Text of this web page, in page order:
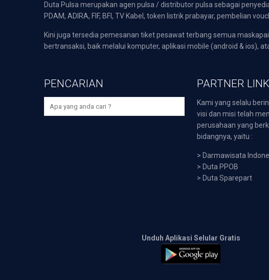
Duta Pulsa merupakan agen pulsa / distributor pulsa sebagai
PDAM, ADIRA, FIF, BFI, TV Kabel, token listrik prabayar, pembelian
Kini juga tersedia pemesanan tiket pesawat terbang semua
bertransaksi, baik melalui komputer, aplikasi mobile (android & ios),
PENCARIAN PARTNER LINK
Kami yang selalu
visi dan misi telah
perusahaan yang
bidangnya, yaitu :
> Darmawisata
> Duta PPOB
> Duta Sparepart
Unduh Aplikasi Selular Gratis